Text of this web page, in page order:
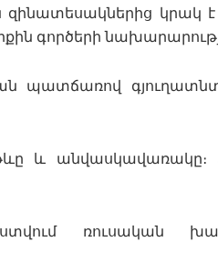
կրակ է
գործերի
պատճառով
և
ռուսական